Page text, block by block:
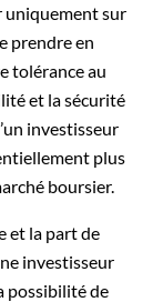
uniquement sur
prendre en
tolérance au
et la sécurité
investisseur
plus
boursier.
et la part de
investisseur
possibilité de